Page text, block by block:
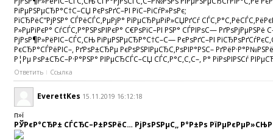
РіРµРЅРµСЂР°С†С–СЏ РєРѕРґС–РІ РїС–РіСѓР»РѕРє;
РїСЂРёС”РјРЅР° СЃРёСЃС‚РµРјР° РїРµСЂРµРіР»СЏРґСѓ
Р»РµРіРєР° СѓСЃС‚Р°РЅРѕРІРєР° С€РѕРїС–РІ РЅР° СЃРІРѕС—
РјРѕР¶Р»РёРІС–СЃС‚СЊ РіРµРЅРµСЂР°С†С–С— РєРѕРґС–РІ
РєСЂР°СЃРёРІС–, РґРѕР±СЂРµ РєРѕРЅРІРµСЂС‚РѕРІР°РЅС– РґРёР·Р°Р№РЅРё
Р¦Рµ РѕР±СЂС–Р·Р°РЅР° РІРµСЂСЃС–СЏ СЃС‚Р°С‚С‚С–, Р° РїРѕРІРЅСѓ
Ответить Ссылка
EverettKes 15.11.2019 16:12:18
п»ї
РЎРєР°СЂР± СЃСЂС–Р±РЅРёС… РјРѕРЅРµС‚, Р°Р±Рѕ